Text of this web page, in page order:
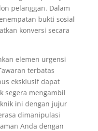
pelanggan. Dalam
bukti sosial
konversi secara
elemen urgensi
terbatas
eksklusif dapat
segera mengambil
ini dengan jujur
dimanipulasi
Anda dengan